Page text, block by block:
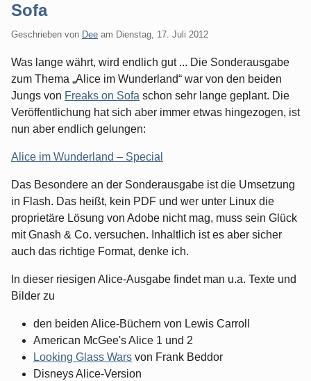
Sofa
Geschrieben von Dee am Dienstag, 17. Juli 2012
Was lange währt, wird endlich gut ... Die Sonderausgabe
zum Thema „Alice im Wunderland“ war von den beiden
Jungs von Freaks on Sofa schon sehr lange geplant. Die
Veröffentlichung hat sich aber immer etwas hingezogen, ist
nun aber endlich gelungen:
Alice im Wunderland – Special
Das Besondere an der Sonderausgabe ist die Umsetzung
in Flash. Das heißt, kein PDF und wer unter Linux die
proprietäre Lösung von Adobe nicht mag, muss sein Glück
mit Gnash & Co. versuchen. Inhaltlich ist es aber sicher
auch das richtige Format, denke ich.
In dieser riesigen Alice-Ausgabe findet man u.a. Texte und
Bilder zu
den beiden Alice-Büchern von Lewis Carroll
American McGee's Alice 1 und 2
Looking Glass Wars von Frank Beddor
Disneys Alice-Version